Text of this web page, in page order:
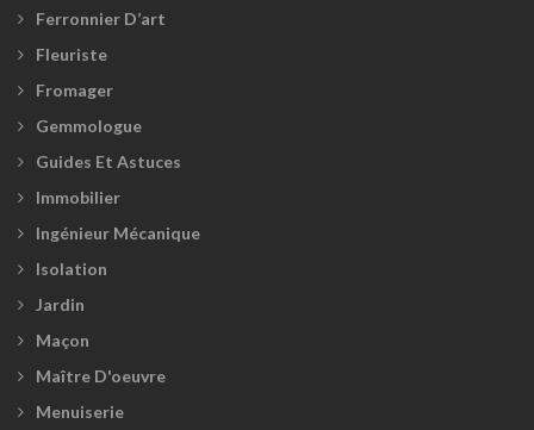
Ferronnier D’art
Fleuriste
Fromager
Gemmologue
Guides Et Astuces
Immobilier
Ingénieur Mécanique
Isolation
Jardin
Maçon
Maître D'oeuvre
Menuiserie